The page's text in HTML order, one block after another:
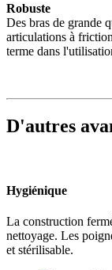
Robuste
Des bras de grande
articulations à
terme dans
D'autres
Hygiénique
La construction
nettoyage. Les
et stérilisable.